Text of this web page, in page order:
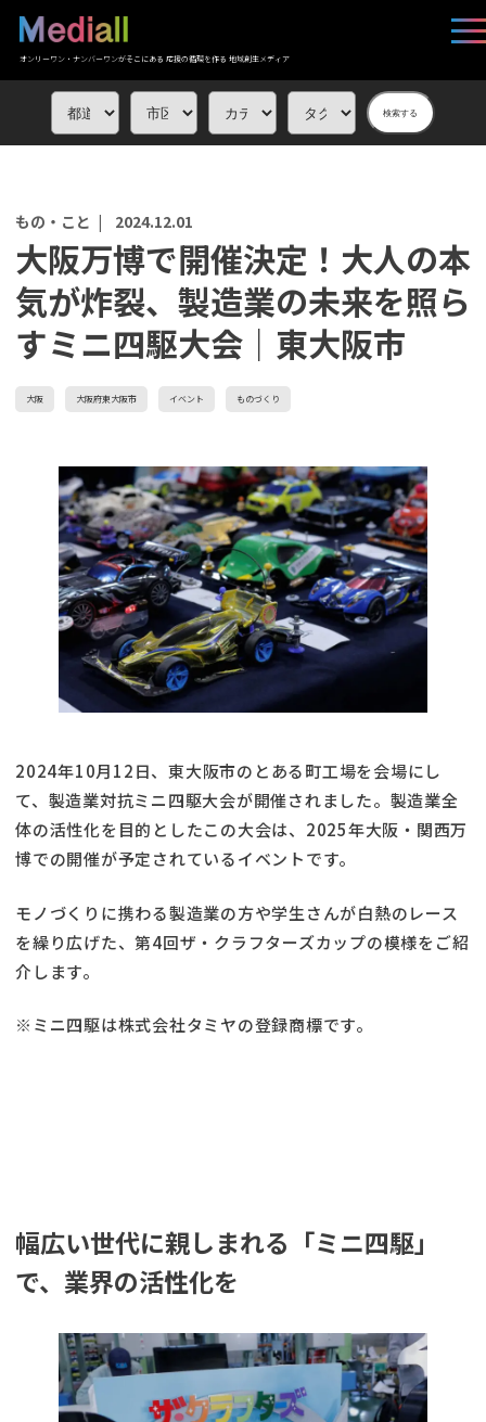
オンリーワン・ナンバーワンがそこにある 応援の循環を作る 地域創生メディア
検索する
もの・こと | 2024.12.01
大阪万博で開催決定！大人の本
気が炸裂、製造業の未来を照ら
すミニ四駆大会｜東大阪市
大阪 大阪府東大阪市 イベント ものづくり
2024年10月12日、東大阪市のとある町工場を会場にし
て、製造業対抗ミニ四駆大会が開催されました。製造業全
体の活性化を目的としたこの大会は、2025年大阪・関西万
博での開催が予定されているイベントです。
モノづくりに携わる製造業の方や学生さんが白熱のレース
を繰り広げた、第4回ザ・クラフターズカップの模様をご紹
介します。
※ミニ四駆は株式会社タミヤの登録商標です。
幅広い世代に親しまれる「ミニ四駆」
で、業界の活性化を